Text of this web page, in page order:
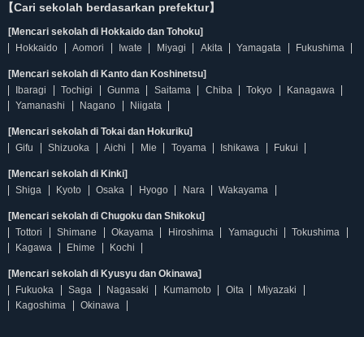
【Cari sekolah berdasarkan prefektur】
[Mencari sekolah di Hokkaido dan Tohoku]
Hokkaido
Aomori Iwate Miyagi Akita Yamagata Fukushima
[Mencari sekolah di Kanto dan Koshinetsu]
Ibaragi
Tochigi Gunma Saitama Chiba Tokyo
Kanagawa
Yamanashi
Nagano Niigata
[Mencari sekolah di Tokai dan Hokuriku]
Gifu
Shizuoka Aichi Mie Toyama Ishikawa Fukui
[Mencari sekolah di Kinki]
Shiga
Kyoto Osaka Hyogo Nara Wakayama
[Mencari sekolah di Chugoku dan Shikoku]
Tottori
Shimane Okayama Hiroshima Yamaguchi
Tokushima
Kagawa
Ehime Kochi
[Mencari sekolah di Kyusyu dan Okinawa]
Fukuoka
Saga Nagasaki Kumamoto Oita
Miyazaki
Kagoshima
Okinawa